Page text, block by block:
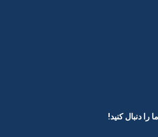
ما را دنبال کنید! ​